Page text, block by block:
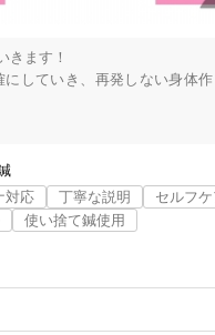
きます！
していき、再発しない身体
うことで、症状の出ない正
ト◎
す！
対応 丁寧な説明 セルフ
使い捨て鍼使用